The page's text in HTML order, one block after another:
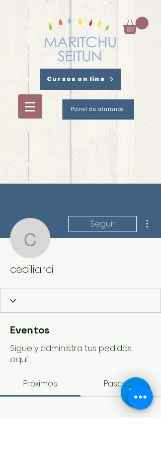
Cursos on line
Panel de alumnos
ceciliarci
Seguir
ceciliarci
Eventos
Sigue y administra tus pedidos
aquí.
Próximos Pasados